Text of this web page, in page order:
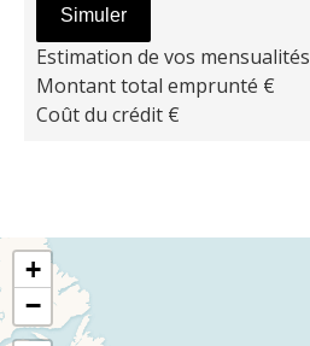
Simuler
Estimation de vos mensualités
Montant total emprunté €
Coût du crédit €
+
−